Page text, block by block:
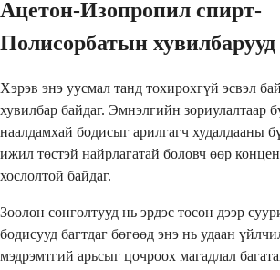
Ацетон-Изопропил спирт-
Полисорбатын хувилбарууд
Хэрэв энэ уусмал танд тохирохгүй эсвэл
хувилбар байдаг. Эмнэлгийн зориулалтаар
наалдамхай бодисыг арилгагч худалдааны
ижил төстэй найрлагатай боловч өөр
хослолтой байдаг.
Зөөлөн сонголтууд нь эрдэс тосон дээр
бодисууд багтдаг бөгөөд энэ нь удаан
мэдрэмтгий арьсыг цочроох магадлал